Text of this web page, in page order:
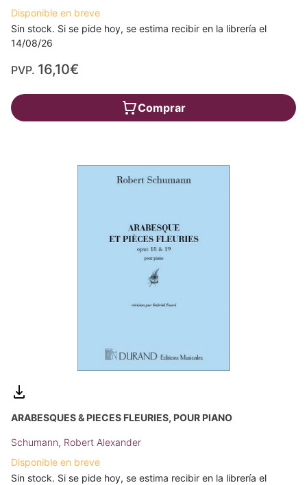
Disponible en breve
Sin stock. Si se pide hoy, se estima recibir en la librería el
14/08/26
PVP. 16,10€
Comprar
ARABESQUES & PIECES FLEURIES, POUR PIANO
Schumann, Robert Alexander
Disponible en breve
Sin stock. Si se pide hoy, se estima recibir en la librería el